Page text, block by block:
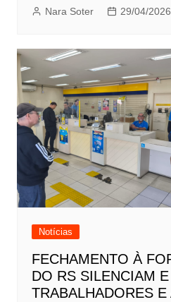
Nara Soter 29/04/2026
Notícias
FECHAMENTO À
DO RS SILENCIAM
TRABALHADORES